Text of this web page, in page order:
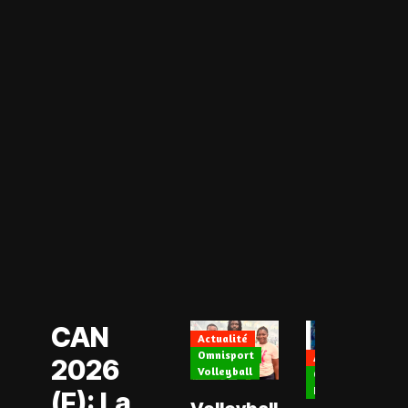
CAN
2026
Actualité
Omnisport
Volleyball
Actualité
CAN Féminine
Football Féminin